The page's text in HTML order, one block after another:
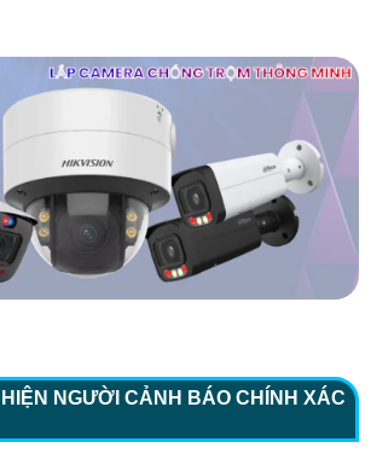
NGƯỜI CẢNH BÁO CHÍNH XÁC